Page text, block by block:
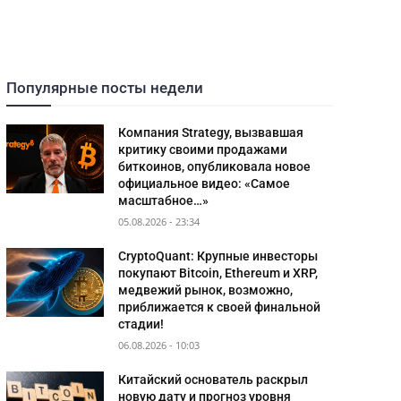
Популярные посты недели
Компания Strategy, вызвавшая
критику своими продажами
биткоинов, опубликовала новое
официальное видео: «Самое
масштабное…»
05.08.2026 - 23:34
CryptoQuant: Крупные инвесторы
покупают Bitcoin, Ethereum и XRP,
медвежий рынок, возможно,
приближается к своей финальной
стадии!
06.08.2026 - 10:03
Китайский основатель раскрыл
новую дату и прогноз уровня